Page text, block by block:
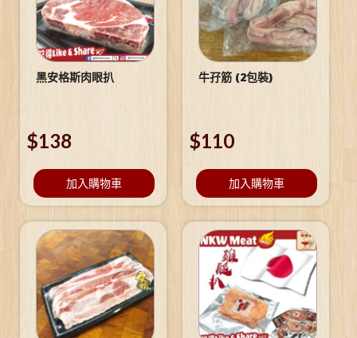
黑安格斯肉眼扒
$138
加入購物車
牛孖筋 (2包裝)
$110
加入購物車